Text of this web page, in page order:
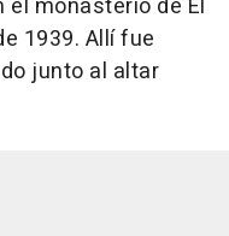
el monasterio de El
1939. Allí fue
junto al altar